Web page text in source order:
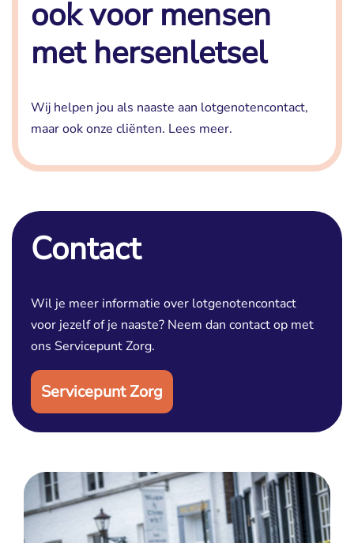
ook voor mensen
met hersenletsel
Wij helpen jou als naaste aan lotgenotencontact,
maar ook onze cliënten. Lees meer.
Contact
Wil je meer informatie over lotgenotencontact
voor jezelf of je naaste? Neem dan contact op met
ons Servicepunt Zorg.
Servicepunt Zorg